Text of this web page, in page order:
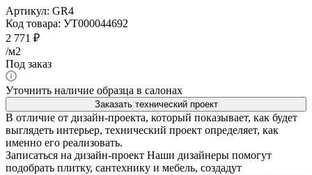
Артикул: GR4
Код товара: УТ000044692
2 771 ₽
/м2
Под заказ
Уточнить наличие образца в салонах
Заказать технический проект
В отличие от дизайн-проекта, который показывает, как будет
выглядеть интерьер, технический проект определяет, как
именно его реализовать.
Записаться на дизайн-проект Наши дизайнеры помогут
подобрать плитку, сантехнику и мебель, создадут